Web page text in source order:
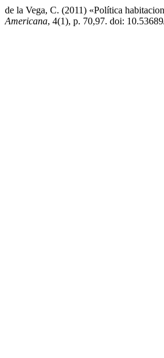
de la Vega, C. (2011) «Política
Americana, 4(1), p. 70,97. doi: